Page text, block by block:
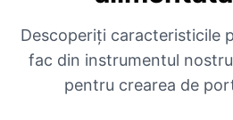
Descoperiți caracteristicile
fac din instrumentul
pentru crearea de